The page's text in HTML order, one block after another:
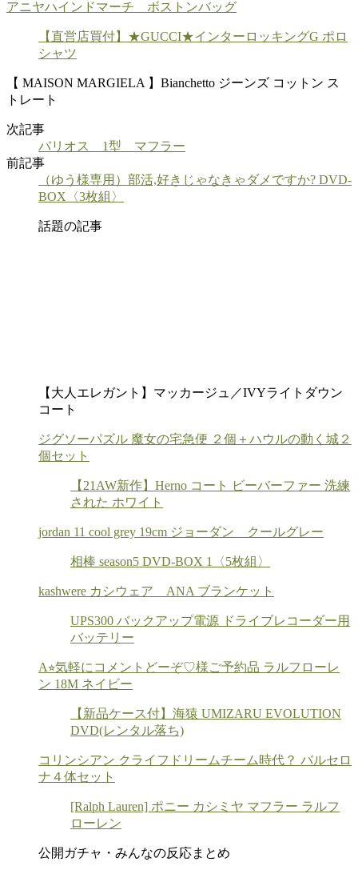
アニヤハインドマーチ ボストンバッグ
【直営店買付】★GUCCI★インターロッキングG ポロ
シャツ
【 MAISON MARGIELA 】Bianchetto ジーンズ コットン ス
トレート
次記事
バリオス 1型 マフラー
前記事
（ゆう様専用）部活,好きじゃなきゃダメですか? DVD-
BOX〈3枚組〉
話題の記事
【大人エレガント】マッカージュ／IVYライトダウン
コート
ジグソーパズル 魔女の宅急便 ２個＋ハウルの動く城２
個セット
【21AW新作】Herno コート ビーバーファー 洗練
された ホワイト
jordan 11 cool grey 19cm ジョーダン クールグレー
相棒 season5 DVD-BOX 1〈5枚組〉
kashwere カシウェア ANA ブランケット
UPS300 バックアップ電源 ドライブレコーダー用
バッテリー
A⭐︎気軽にコメントどーぞ♡様ご予約品 ラルフローレ
ン 18M ネイビー
【新品ケース付】海猿 UMIZARU EVOLUTION
DVD(レンタル落ち)
コリンシアン クライフドリームチーム時代？ バルセロ
ナ４体セット
[Ralph Lauren] ポニー カシミヤ マフラー ラルフ
ローレン
公開ガチャ・みんなの反応まとめ